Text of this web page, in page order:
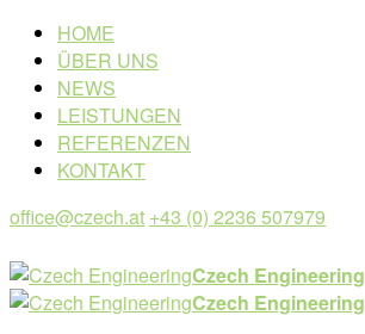
HOME
ÜBER UNS
NEWS
LEISTUNGEN
REFERENZEN
KONTAKT
office@czech.at +43 (0) 2236 507979
Czech Engineering
Czech Engineering